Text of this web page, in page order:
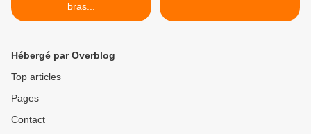
bras...
Hébergé par Overblog
Top articles
Pages
Contact